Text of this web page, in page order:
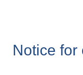
Notice for